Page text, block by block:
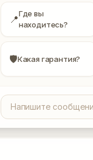
📍Где вы
находитесь?
🛡Какая гарантия?